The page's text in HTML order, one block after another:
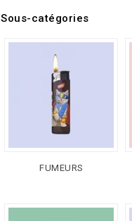
Sous-catégories
FUMEURS